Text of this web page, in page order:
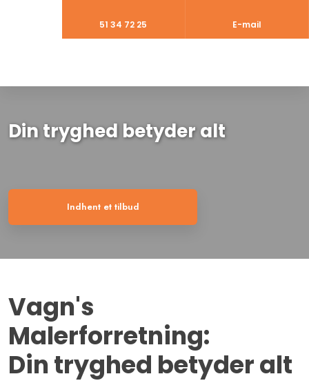
Din tryghed betyder alt
Indhent et tilbud
​Vagn's
Malerforretning:
​Din tryghed betyder alt
51 34 72 25​ E-mail